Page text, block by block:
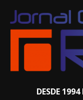
DESDE